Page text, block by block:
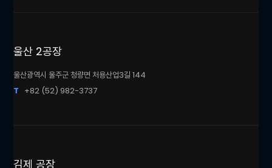
울산 2공장
울산광역시 울주군 청량면 처용산업3길 144
T +82 (52) 982-3737
김제 공장